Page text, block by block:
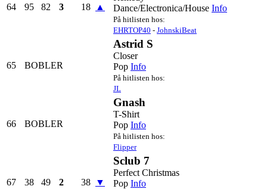
64 95 82 3 18 ▲
Dance/Electronica/House Info
På hitlisten hos:
EHRTOP40 - JohnskiBeat
65 BOBLER
Astrid S
Closer
Pop Info
På hitlisten hos:
JL
66 BOBLER
Gnash
T-Shirt
Pop Info
På hitlisten hos:
Flipper
67 38 49 2 38 ▼
Sclub 7
Perfect Christmas
Pop Info